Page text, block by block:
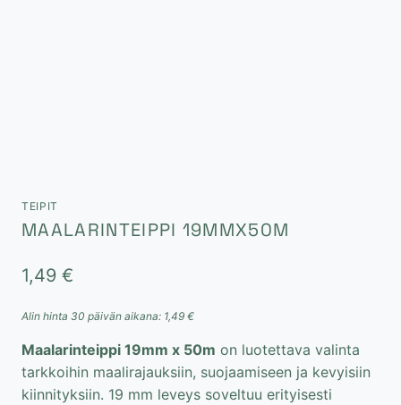
TEIPIT
MAALARINTEIPPI 19MMX50M
1,49 €
Alin hinta 30 päivän aikana: 1,49 €
Maalarinteippi 19mm x 50m on luotettava valinta
tarkkoihin maalirajauksiin, suojaamiseen ja kevyisiin
kiinnityksiin. 19 mm leveys soveltuu erityisesti